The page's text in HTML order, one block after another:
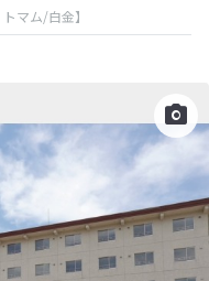
マム/白金】